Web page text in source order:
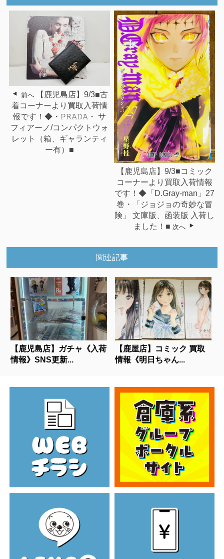
前へ
【鹿児島店】9/3■古
着コーナーより買取入荷情
報です！◆・𝙿𝚁𝙰𝙳𝙰・ サ
フィアーノ/コンパクトウォ
レット（箱、ギャランティ
ー有）■
【鹿児島店】9/3■コミック
コーナーより買取入荷情報
です！◆「D.Gray-man」27
巻・「ジョジョの奇妙な冒
険」 文庫版、函装版 入荷し
ました！■ 次へ
関連記事
【鹿児島店】ガチャ《入荷
情報》SNS更新...
【鹿屋店】コミック 買取
情報《明日ちゃん...